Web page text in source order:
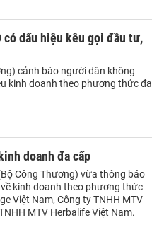
có dấu hiệu kêu gọi đầu tư,
cảnh báo người dân không
kinh doanh theo phương thức đa
doanh đa cấp
Công Thương) vừa thông báo
kinh doanh theo phương thức
Việt Nam, Công ty TNHH MTV
MTV Herbalife Việt Nam.